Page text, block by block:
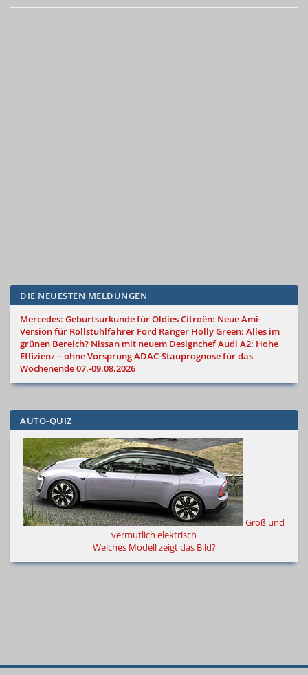
DIE NEUESTEN MELDUNGEN
Mercedes: Geburtsurkunde für OldiesCitroën: Neue Ami-
Version für Rollstuhlfahrer Ford Ranger Holly Green: Alles im
grünen Bereich? Nissan mit neuem DesignchefAudi A2: Hohe
Effizienz – ohne VorsprungADAC-Stauprognose für das
Wochenende 07.-09.08.2026
AUTO-QUIZ
Groß und
vermutlich elektrisch
Welches Modell zeigt das Bild?